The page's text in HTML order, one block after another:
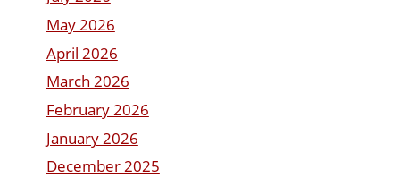
May 2026
April 2026
March 2026
February 2026
January 2026
December 2025